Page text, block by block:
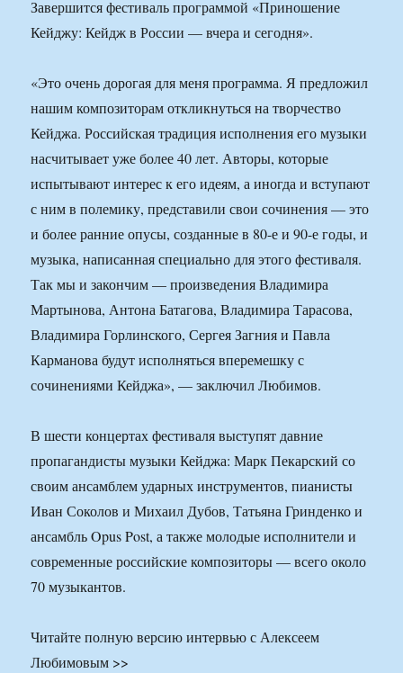
Завершится фестиваль программой «Приношение
Кейджу: Кейдж в России — вчера и сегодня».
«Это очень дорогая для меня программа. Я предложил
нашим композиторам откликнуться на творчество
Кейджа. Российская традиция исполнения его музыки
насчитывает уже более 40 лет. Авторы, которые
испытывают интерес к его идеям, а иногда и вступают
с ним в полемику, представили свои сочинения — это
и более ранние опусы, созданные в 80-е и 90-е годы, и
музыка, написанная специально для этого фестиваля.
Так мы и закончим — произведения Владимира
Мартынова, Антона Батагова, Владимира Тарасова,
Владимира Горлинского, Сергея Загния и Павла
Карманова будут исполняться вперемешку с
сочинениями Кейджа», — заключил Любимов.
В шести концертах фестиваля выступят давние
пропагандисты музыки Кейджа: Марк Пекарский со
своим ансамблем ударных инструментов, пианисты
Иван Соколов и Михаил Дубов, Татьяна Гринденко и
ансамбль Opus Post, а также молодые исполнители и
современные российские композиторы — всего около
70 музыкантов.
Читайте полную версию интервью с Алексеем
Любимовым >>